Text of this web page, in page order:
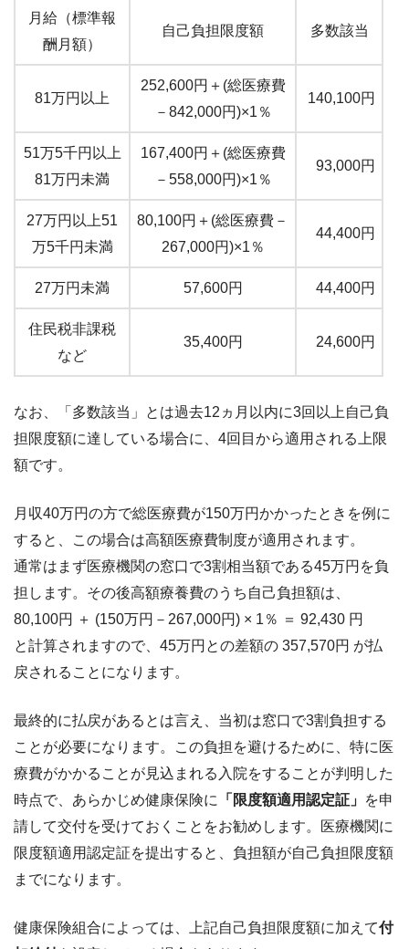
月給（標準報
酬月額）
自己負担限度額 多数該当
81万円以上
252,600円＋(総医療費
－842,000円)×1％
140,100円
51万5千円以上
81万円未満
167,400円＋(総医療費
－558,000円)×1％
93,000円
27万円以上51
万5千円未満
80,100円＋(総医療費－
267,000円)×1％
44,400円
27万円未満 57,600円 44,400円
住民税非課税
など
35,400円 24,600円
なお、「多数該当」とは過去12ヵ月以内に3回以上自己負
担限度額に達している場合に、4回目から適用される上限
額です。
月収40万円の方で総医療費が150万円かかったときを例に
すると、この場合は高額医療費制度が適用されます。
通常はまず医療機関の窓口で3割相当額である45万円を負
担します。その後高額療養費のうち自己負担額は、
80,100円 ＋ (150万円－267,000円) × 1％ ＝ 92,430 円
と計算されますので、45万円との差額の 357,570円 が払
戻されることになります。
最終的に払戻があるとは言え、当初は窓口で3割負担する
ことが必要になります。この負担を避けるために、特に医
療費がかかることが見込まれる入院をすることが判明した
時点で、あらかじめ健康保険に
「限度額適用認定証」 を申
請して交付を受けておくことをお勧めします。医療機関に
限度額適用認定証を提出すると、負担額が自己負担限度額
までになります。
健康保険組合によっては、上記自己負担限度額に加えて付